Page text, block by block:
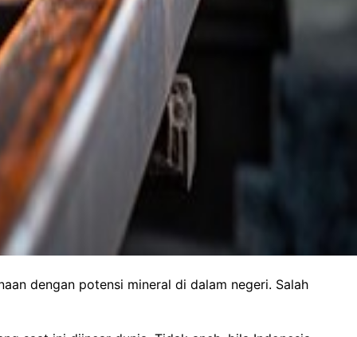
dengan potensi mineral di dalam negeri. Salah